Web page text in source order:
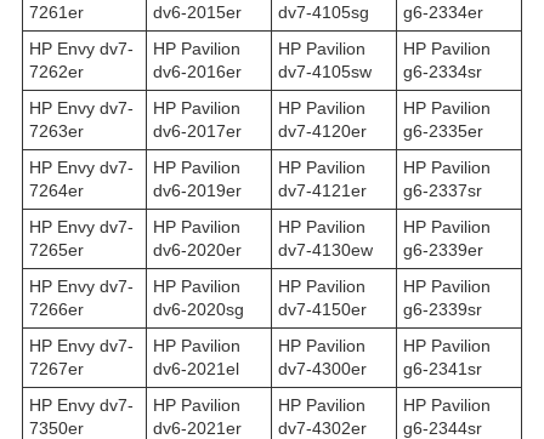
7261er
dv6-2015er
dv7-4105sg
g6-2334er
HP Envy dv7-
7262er
HP Pavilion
dv6-2016er
HP Pavilion
dv7-4105sw
HP Pavilion
g6-2334sr
HP Envy dv7-
7263er
HP Pavilion
dv6-2017er
HP Pavilion
dv7-4120er
HP Pavilion
g6-2335er
HP Envy dv7-
7264er
HP Pavilion
dv6-2019er
HP Pavilion
dv7-4121er
HP Pavilion
g6-2337sr
HP Envy dv7-
7265er
HP Pavilion
dv6-2020er
HP Pavilion
dv7-4130ew
HP Pavilion
g6-2339er
HP Envy dv7-
7266er
HP Pavilion
dv6-2020sg
HP Pavilion
dv7-4150er
HP Pavilion
g6-2339sr
HP Envy dv7-
7267er
HP Pavilion
dv6-2021el
HP Pavilion
dv7-4300er
HP Pavilion
g6-2341sr
HP Envy dv7-
7350er
HP Pavilion
dv6-2021er
HP Pavilion
dv7-4302er
HP Pavilion
g6-2344sr